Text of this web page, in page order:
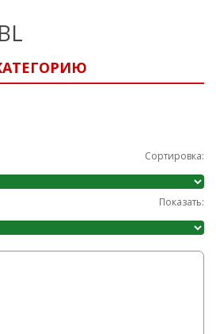
Сортировка:
Показать: